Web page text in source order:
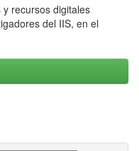
recursos digitales
del IIS, en el